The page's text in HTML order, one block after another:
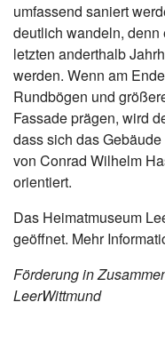
umfassend saniert
deutlich wandeln,
letzten anderthalb
werden. Wenn am
Rundbögen und
Fassade prägen, wird
dass sich das
von Conrad Wilhelm
orientiert.
Das Heimatmuseum
geöffnet. Mehr
Förderung in
LeerWittmund